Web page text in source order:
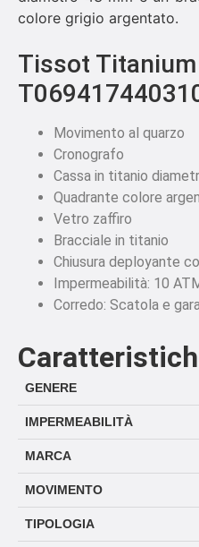
colore grigio argentato.
Tissot
Movimento al quarzo
Cronografo
Cassa in titanio
Quadrante colore
Vetro zaffiro
Bracciale in titanio
Chiusura deployante
Impermeabilità: 10
Corredo: Scatola e
GENERE
IMPERMEABILITÀ
MARCA
MOVIMENTO
TIPOLOGIA